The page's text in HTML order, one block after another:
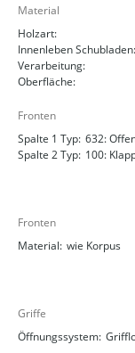
Material
Holzart:
Innenleben Schubladen:
Verarbeitung:
Oberfläche:
Fronten
Spalte 1 Typ: 632:
Spalte 2 Typ: 100:
Fronten
Material: wie Korpus
Griffe
Öffnungssystem: